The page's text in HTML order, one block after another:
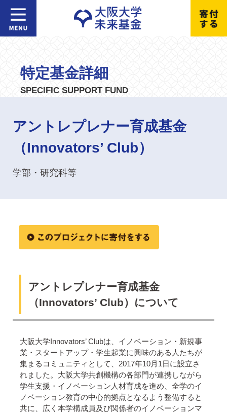
特定基金詳細
SPECIFIC SUPPORT FUND
アントレプレナー育成基金
（Innovators’ Club）
学部・研究科等
アントレプレナー育成基金
（Innovators’ Club）について
大阪大学Innovators’ Clubは、イノベーション・新規事
業・スタートアップ・学生起業に興味のある人たちが
集まるコミュニティとして、2017年10月1日に設立さ
れました。大阪大学共創機構の各部門が連携しながら
学生支援・イノベーション人材育成を進め、全学のイ
ノベーション教育の中心的拠点となるよう整備すると
共に、広く本学構成員及び関係者のイノベーションマ